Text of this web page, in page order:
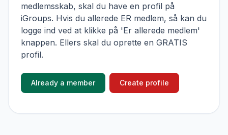
medlemsskab, skal du have en profil på
iGroups. Hvis du allerede ER medlem, så kan du
logge ind ved at klikke på 'Er allerede medlem'
knappen. Ellers skal du oprette en GRATIS
profil.
Already a member Create profile